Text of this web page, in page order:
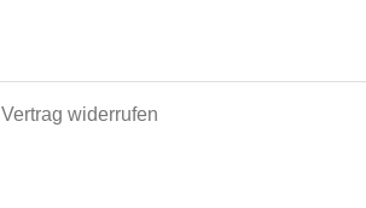
Vertrag widerrufen